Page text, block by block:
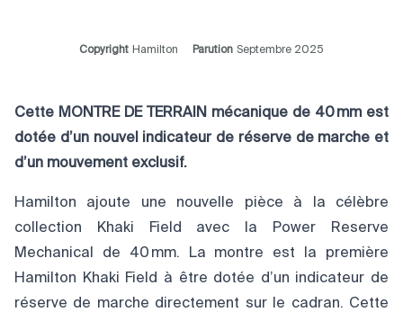
Copyright Hamilton Parution Septembre 2025
Cette MONTRE DE TERRAIN mécanique de 40 mm est
dotée d’un nouvel indicateur de réserve de marche et
d’un mouvement exclusif.
Hamilton ajoute une nouvelle pièce à la célèbre
collection Khaki Field avec la Power Reserve
Mechanical de 40 mm. La montre est la première
Hamilton Khaki Field à être dotée d’un indicateur de
réserve de marche directement sur le cadran. Cette